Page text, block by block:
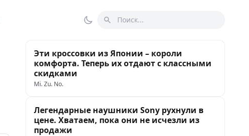
Переключить тему
Поиск
Эти кроссовки из Японии – короли
комфорта. Теперь их отдают с классными
скидками
Mi. Zu. No.
Легендарные наушники Sony рухнули в
цене. Хватаем, пока они не исчезли из
продажи